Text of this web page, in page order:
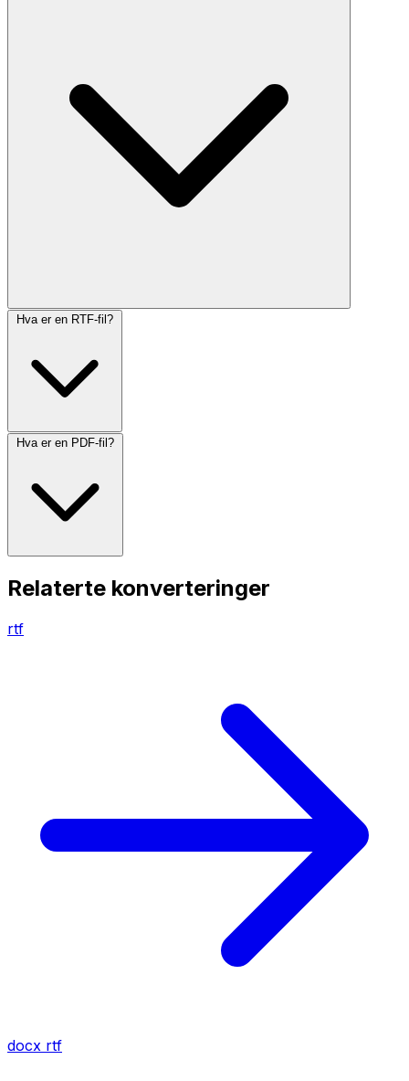
Hva er en RTF-fil?
Hva er en PDF-fil?
Relaterte konverteringer
rtf
docx rtf